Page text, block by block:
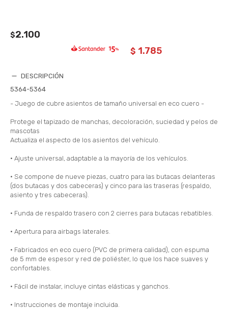
$2.100
$ 1.785
DESCRIPCIÓN
5364-5364
- Juego de cubre asientos de tamaño universal en eco cuero -
Protege el tapizado de manchas, decoloración, suciedad y pelos de
mascotas
Actualiza el aspecto de los asientos del vehículo.
• Ajuste universal, adaptable a la mayoría de los vehículos.
• Se compone de nueve piezas, cuatro para las butacas delanteras
(dos butacas y dos cabeceras) y cinco para las traseras (respaldo,
asiento y tres cabeceras).
• Funda de respaldo trasero con 2 cierres para butacas rebatibles.
• Apertura para airbags laterales.
• Fabricados en eco cuero (PVC de primera calidad), con espuma
de 5 mm de espesor y red de poliéster, lo que los hace suaves y
confortables.
• Fácil de instalar, incluye cintas elásticas y ganchos.
• Instrucciones de montaje incluida.